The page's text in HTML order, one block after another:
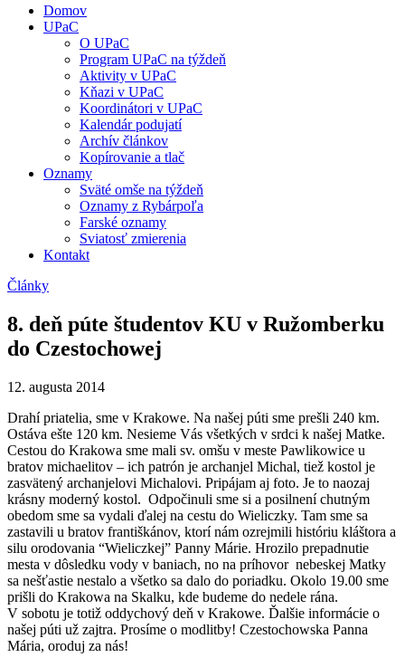
Domov
UPaC
O UPaC
Program UPaC na týždeň
Aktivity v UPaC
Kňazi v UPaC
Koordinátori v UPaC
Kalendár podujatí
Archív článkov
Kopírovanie a tlač
Oznamy
Sväté omše na týždeň
Oznamy z Rybárpoľa
Farské oznamy
Sviatosť zmierenia
Kontakt
Články
8. deň púte študentov KU v Ružomberku
do Czestochowej
12. augusta 2014
Drahí priatelia, sme v Krakowe. Na našej púti sme prešli 240 km.
Ostáva ešte 120 km. Nesieme Vás všetkých v srdci k našej Matke.
Cestou do Krakowa sme mali sv. omšu v meste Pawlikowice u
bratov michaelitov – ich patrón je archanjel Michal, tiež kostol je
zasvätený archanjelovi Michalovi. Pripájam aj foto. Je to naozaj
krásny moderný kostol. Odpočinuli sme si a posilnení chutným
obedom sme sa vydali ďalej na cestu do Wieliczky. Tam sme sa
zastavili u bratov františkánov, ktorí nám ozrejmili históriu kláštora a
silu orodovania “Wieliczkej” Panny Márie. Hrozilo prepadnutie
mesta v dôsledku vody v baniach, no na príhovor nebeskej Matky
sa nešťastie nestalo a všetko sa dalo do poriadku. Okolo 19.00 sme
prišli do Krakowa na Skalku, kde budeme do nedele rána.
V sobotu je totiž oddychový deň v Krakowe. Ďalšie informácie o
našej púti už zajtra. Prosíme o modlitby! Czestochowska Panna
Mária, oroduj za nás!